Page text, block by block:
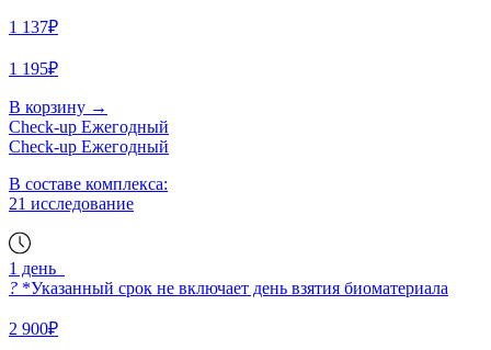
1 137₽
1 195₽
В корзину →
Check-up Ежегодный
Check-up Ежегодный
В составе комплекса:
21 исследование
1 день
? *Указанный срок не включает день взятия биоматериала
2 900₽